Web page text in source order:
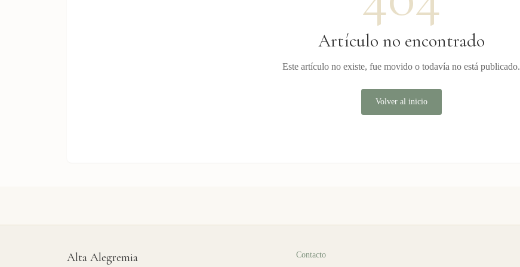
Artículo no encontrado
Este artículo no existe, fue movido o todavía no está publicado.
Volver al inicio
Alta Alegremia Contacto